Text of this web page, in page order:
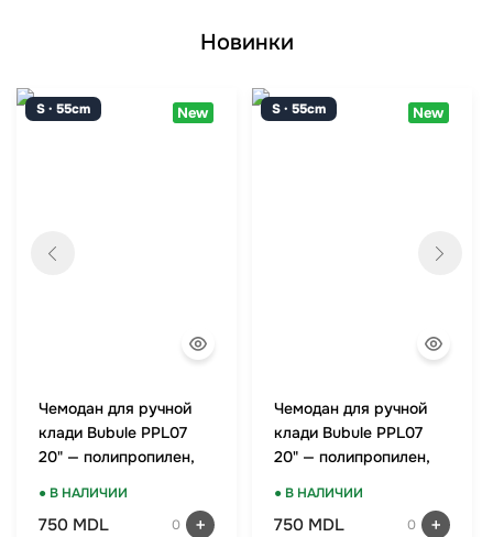
Новинки
S · 55cm New
Чемодан для ручной
клади Bubule PPL07
20" — полипропилен,
● В НАЛИЧИИ
750 MDL 0
S · 55cm New
Чемодан для ручной
клади Bubule PPL07
20" — полипропилен,
● В НАЛИЧИИ
750 MDL 0